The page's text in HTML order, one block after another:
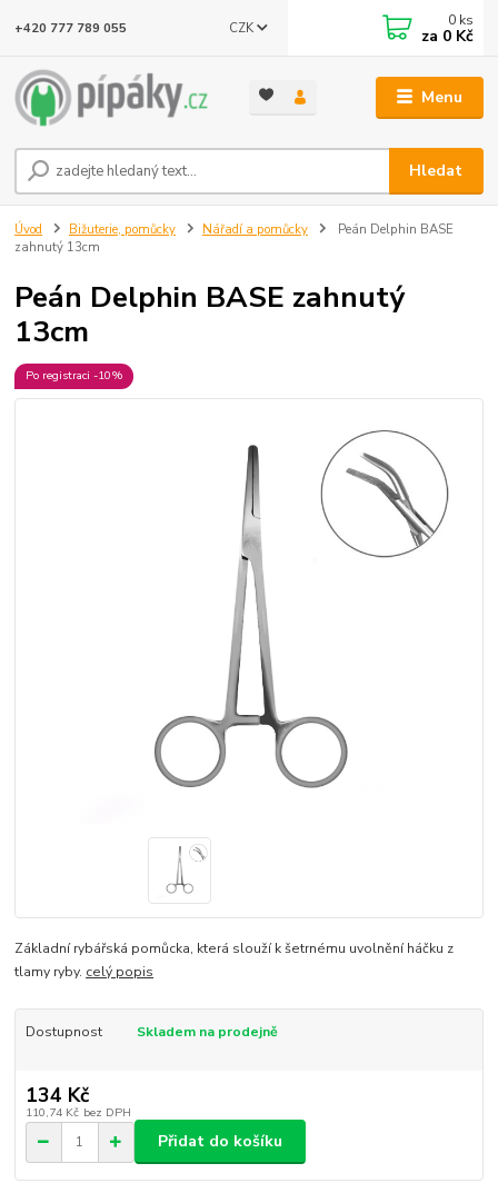
Menu
CZK
Hledat
+420 777 789 055 0 ks
za 0 Kč
Úvod Bižuterie, pomůcky Nářadí a pomůcky
Peán Delphin BASE
zahnutý 13cm
Peán Delphin BASE zahnutý
13cm
Po registraci -10%
Základní rybářská pomůcka, která slouží k šetrnému uvolnění háčku z
tlamy ryby. celý popis
Dostupnost Skladem na prodejně
134 Kč
110,74 Kč bez DPH
Přidat do košíku